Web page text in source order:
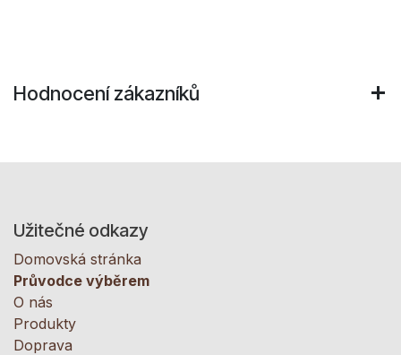
Hodnocení zákazníků
Užitečné odkazy
Domovská stránka
Průvodce výběrem
O nás
Produkty
Doprava